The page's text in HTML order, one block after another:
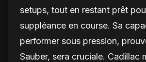
setups, tout en restant prêt
suppléance en course. Sa
performer sous pression,
Sauber, sera cruciale. Cadillac